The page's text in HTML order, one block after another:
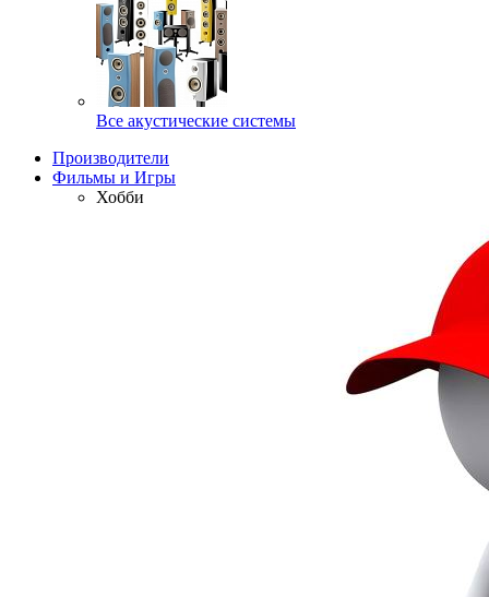
Все акустические системы
Производители
Фильмы и Игры
Хобби